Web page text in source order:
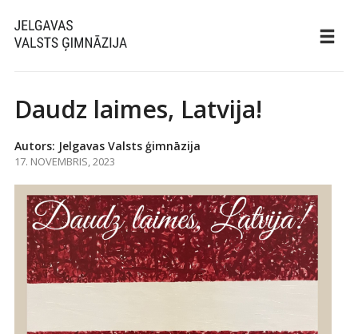
Daudz laimes, Latvija!
Autors: Jelgavas Valsts ģimnāzija
17. NOVEMBRIS, 2023